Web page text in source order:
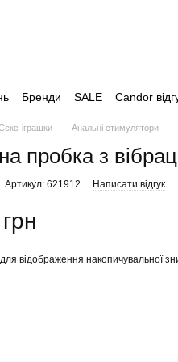
Бренди SALE Candor
іграшки Анальні стимулятори
пробка з
Артикул: 621912 Написати відгук
для відображення накопичувальної